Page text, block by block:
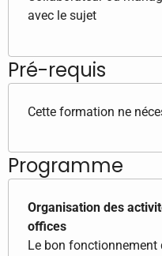
avec le sujet
Pré-requis
Cette formation ne
Programme
Organisation des
offices
Le bon fonctionnement